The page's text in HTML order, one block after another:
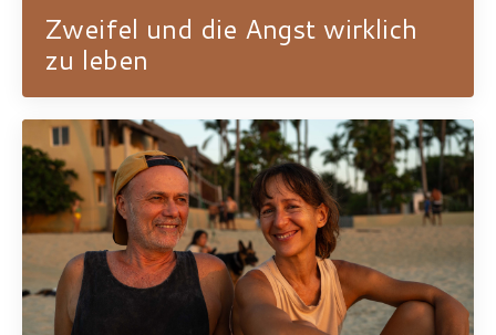
Zweifel und die Angst wirklich
zu leben